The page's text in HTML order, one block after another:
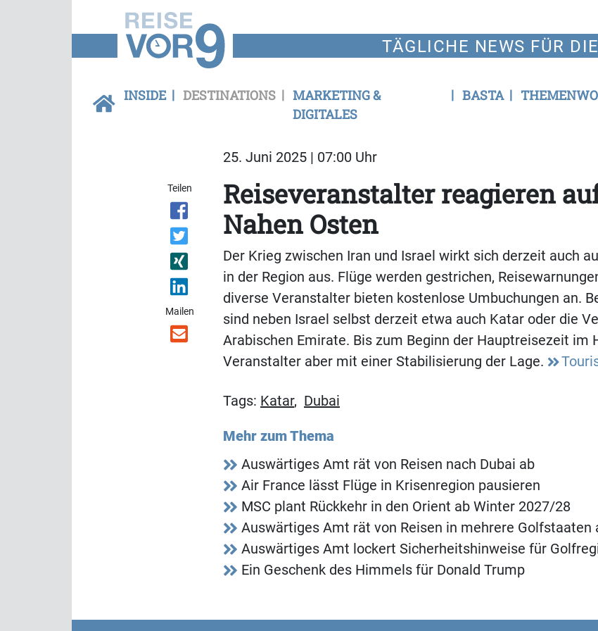
TÄGLICHE NEWS FÜR
INSIDE DESTINATIONS
MARKETING &
DIGITALES
BASTA
25. Juni 2025 | 07:00 Uhr
Teilen
Mailen
Reiseveranstalter reagieren
Nahen Osten
Der Krieg zwischen Iran und Israel wirkt sich derzeit auch
in der Region aus. Flüge werden gestrichen,
diverse Veranstalter bieten kostenlose Umbuchungen an.
sind neben Israel selbst derzeit etwa auch Katar oder die
Arabischen Emirate. Bis zum Beginn der Hauptreisezeit im
Veranstalter aber mit einer Stabilisierung der Lage.
Tags: Katar, Dubai
Mehr zum Thema
Auswärtiges Amt rät von Reisen nach Dubai ab
Air France lässt Flüge in Krisenregion pausieren
MSC plant Rückkehr in den Orient ab Winter 2027/28
Auswärtiges Amt rät von Reisen in mehrere Golfstaaten
Auswärtiges Amt lockert Sicherheitshinweise für
Ein Geschenk des Himmels für Donald Trump